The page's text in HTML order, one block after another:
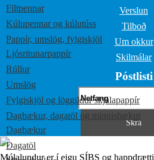
Filtpennar
Kúlupennar og kúlutúss
Pappír, umslög, fylgiskjöl
Ljósritunarpappír
Rúllur
Umslög
Fylgiskjöl og löggildur skjalapappír
Dagbækur, dagatöl og minnisbækur
Dagbækur
Dagatöl
Verslun
Tilboð
Um okkur
Skilmálar
Póstlisti
Múlalundur er í eigu SÍBS og happdrætti